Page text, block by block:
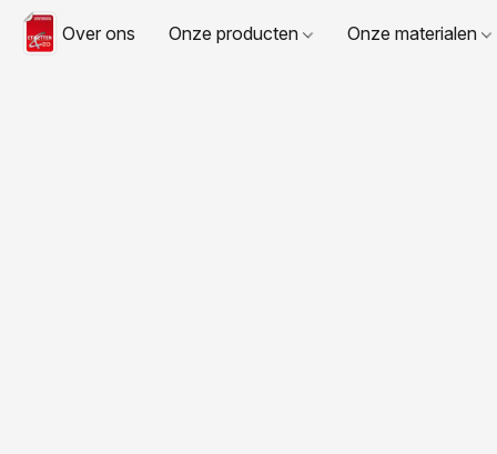
Over ons Onze producten Onze materialen